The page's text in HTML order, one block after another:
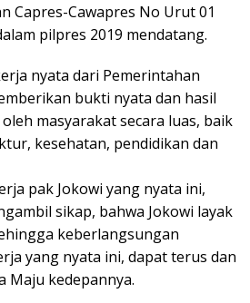
Capres-Cawapres No Urut 01
pilpres 2019 mendatang.
nyata dari Pemerintahan
bukti nyata dan hasil
masyarakat secara luas, baik
kesehatan, pendidikan dan
pak Jokowi yang nyata ini,
sikap, bahwa Jokowi layak
keberlangsungan
yang nyata ini, dapat terus dan
Maju kedepannya.